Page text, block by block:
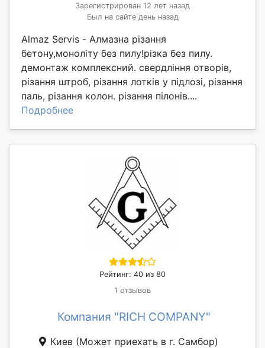
Зарегистрирован 12 лет назад
Был на сайте день назад
Almaz Servis - Алмазна різання
бетону,моноліту без пилу!різка без пилу.
демонтаж комплексний. свердління отворів,
різання штроб, різання лотків у підлозі, різання
паль, різання колон. різання пілонів....
Подробнее
Рейтинг: 40 из 80
1 отзывов
Компания "RICH COMPANY"
Киев (Может приехать в г. Самбор)